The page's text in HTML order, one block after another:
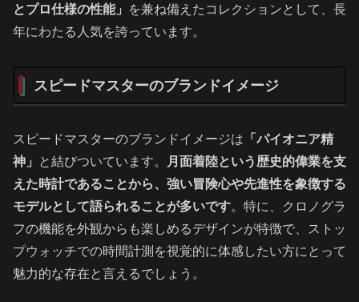
とプロ仕様の性能」
を兼ね備えたコレクションとして、長
年にわたる人気を誇っています。
スピードマスターのブランドイメージ
スピードマスターのブランドイメージは 「パイオニア精
神」
と結びついています。
月面着陸という歴史的偉業を支
えた時計であることから、強い冒険心や先進性を象徴する
モデルとして語られることが多いです。特に、クロノグラ
フの機能を外観からも楽しめるデザインが特徴で、ストッ
プウォッチでの時間計測を視覚的に体感したい方にとって
魅力的な存在と言えるでしょう。